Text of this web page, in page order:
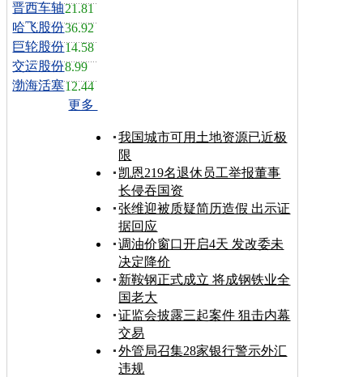
晋西车轴21.81
哈飞股份36.92
巨轮股份14.58
交运股份8.99
渤海活塞12.44
更多
我国城市可用土地资源已近极
限
凯恩219名退休员工举报董事
长侵吞国资
张维迎被质疑简历造假 出示证
据回应
调油价窗口开启4天 发改委未
决定降价
新鞍钢正式成立 将成钢铁业全
国老大
证监会披露三起案件 狙击内幕
交易
外管局召集28家银行警示外汇
违规